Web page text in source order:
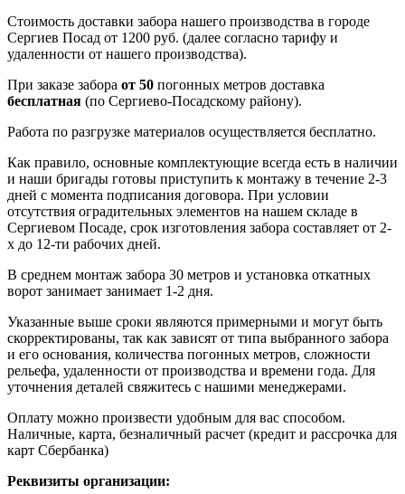
Стоимость доставки забора нашего производства в городе
Сергиев Посад от 1200 руб. (далее согласно тарифу и
удаленности от нашего производства).
При заказе забора от 50 погонных метров доставка
бесплатная (по Сергиево-Посадскому району).
Работа по разгрузке материалов осуществляется бесплатно.
Как правило, основные комплектующие всегда есть в наличии
и наши бригады готовы приступить к монтажу в течение 2-3
дней с момента подписания договора. При условии
отсутствия оградительных элементов на нашем складе в
Сергиевом Посаде, срок изготовления забора составляет от 2-
х до 12-ти рабочих дней.
В среднем монтаж забора 30 метров и установка откатных
ворот занимает занимает 1-2 дня.
Указанные выше сроки являются примерными и могут быть
скорректированы, так как зависят от типа выбранного забора
и его основания, количества погонных метров, сложности
рельефа, удаленности от производства и времени года. Для
уточнения деталей свяжитесь с нашими менеджерами.
Оплату можно произвести удобным для вас способом.
Наличные, карта, безналичный расчет (кредит и рассрочка для
карт Сбербанка)
Реквизиты организации: